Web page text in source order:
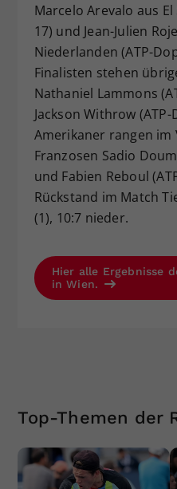
Marcelo Arevalo aus
17) und Jean-Julien
Niederlanden (ATP-
Finalisten stehen
Nathaniel Lammons
Jackson Withrow
Amerikaner rangen
Franzosen Sadio
und Fabien Reboul
Rückstand im Match
(1), 10:7 nieder.
Hier alle Ergebnisse
in Wien.
Top-Themen der